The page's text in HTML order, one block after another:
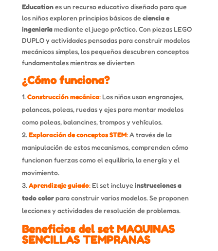
Educationes un recurso educativo diseñado para que
los niños exploren principios básicos de ciencia e
ingenieríamediante el juego práctico. Con piezas LEGO
DUPLO y actividades pensadas para construir modelos
mecánicos simples, los pequeños descubren conceptos
fundamentales mientras se divierten
¿Cómo funciona?
Construcción mecánica:Los niños usan engranajes,
palancas, poleas, ruedas y ejes para montar modelos
como poleas, balancines, trompos y vehículos.
Exploración de conceptos STEM:A través de la
manipulación de estos mecanismos, comprenden cómo
funcionan fuerzas como el equilibrio, la energía y el
movimiento.
Aprendizaje guiado:El set incluye instrucciones a
todo colorpara construir varios modelos. Se proponen
lecciones y actividades de resolución de problemas.
Beneficios del set MAQUINAS
SENCILLAS TEMPRANAS